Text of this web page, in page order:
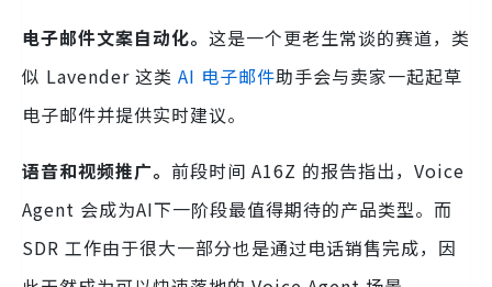
电子邮件文案自动化。 这是一个更老生常谈的赛道，类
似 Lavender 这类 AI 电子邮件助手会与卖家一起起草
电子邮件并提供实时建议。
语音和视频推广。 前段时间 A16Z 的报告指出，Voice
Agent 会成为AI下一阶段最值得期待的产品类型。而
SDR 工作由于很大一部分也是通过电话销售完成，因